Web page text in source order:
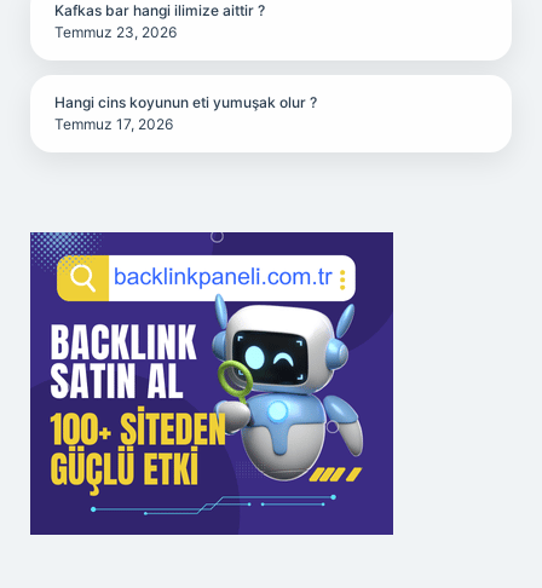
Kafkas bar hangi ilimize aittir ?
Temmuz 23, 2026
Hangi cins koyunun eti yumuşak olur ?
Temmuz 17, 2026